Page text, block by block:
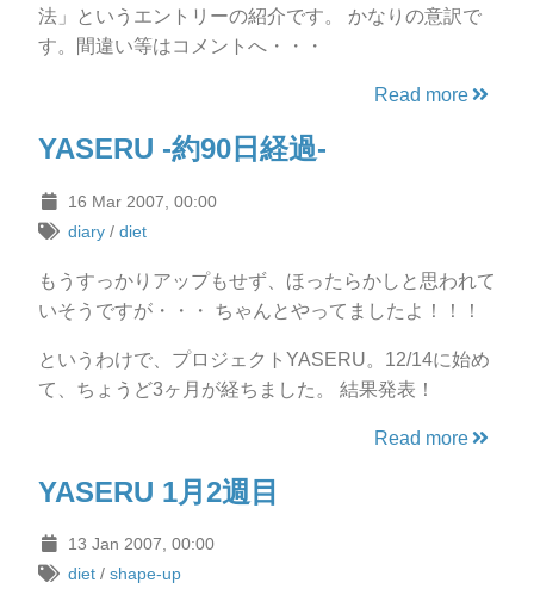
法」というエントリーの紹介です。 かなりの意訳で
す。間違い等はコメントへ・・・
Read more
YASERU -約90日経過-
16 Mar 2007, 00:00
diary/ diet
もうすっかりアップもせず、ほったらかしと思われて
いそうですが・・・ ちゃんとやってましたよ！！！
というわけで、プロジェクトYASERU。12/14に始め
て、ちょうど3ヶ月が経ちました。 結果発表！
Read more
YASERU 1月2週目
13 Jan 2007, 00:00
diet/ shape-up